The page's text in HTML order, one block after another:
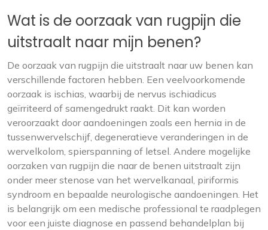
Wat is de oorzaak van rugpijn die
uitstraalt naar mijn benen?
De oorzaak van rugpijn die uitstraalt naar uw benen kan
verschillende factoren hebben. Een veelvoorkomende
oorzaak is ischias, waarbij de nervus ischiadicus
geïrriteerd of samengedrukt raakt. Dit kan worden
veroorzaakt door aandoeningen zoals een hernia in de
tussenwervelschijf, degeneratieve veranderingen in de
wervelkolom, spierspanning of letsel. Andere mogelijke
oorzaken van rugpijn die naar de benen uitstraalt zijn
onder meer stenose van het wervelkanaal, piriformis
syndroom en bepaalde neurologische aandoeningen. Het
is belangrijk om een medische professional te raadplegen
voor een juiste diagnose en passend behandelplan bij